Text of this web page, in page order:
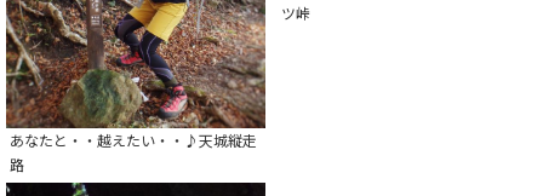
あなたと・・越えたい・・♪天城縦走
路
ツ峠